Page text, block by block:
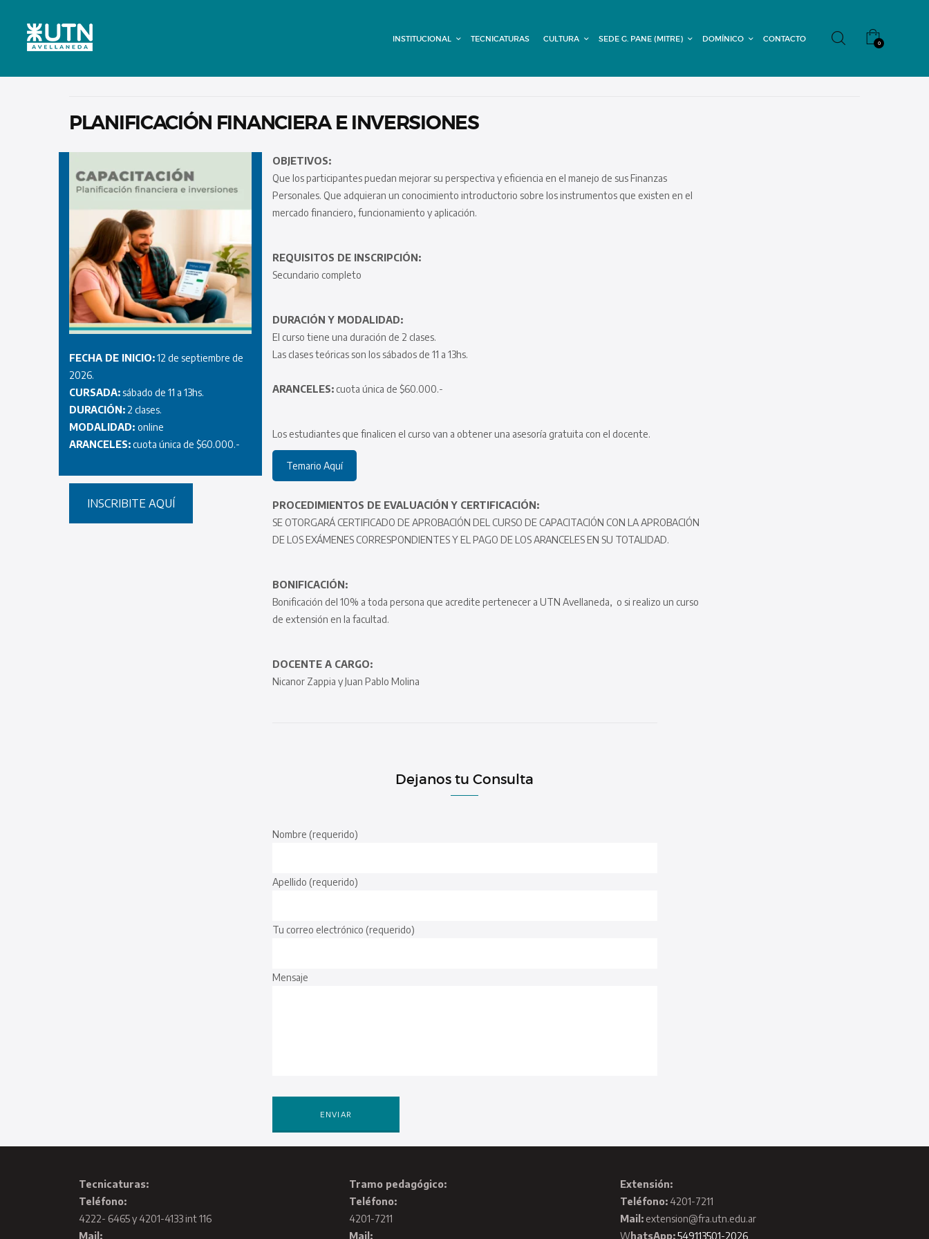
INSTITUCIONAL TECNICATURAS CULTURA SEDE G. PANE (MITRE) DOMÍNICO CONTACTO 0
SEDE G. PANE
DOMÍNICO
CONTACTO
PLANIFICACIÓN FINANCIERA E INVERSIONES
FECHA DE INICIO:12 de septiembre de
2026.
CURSADA:sábado de 11 a 13hs.
DURACIÓN: 2 clases.
MODALIDAD: online
ARANCELES:cuota única de $60.000.-
INSCRIBITE AQUÍ
OBJETIVOS:
Que los participantes puedan mejorar su perspectiva y eficiencia en el manejo de sus Finanzas
Personales. Que adquieran un conocimiento introductorio sobre los instrumentos que existen en el
mercado financiero, funcionamiento y aplicación.
REQUISITOS DE INSCRIPCIÓN:
Secundario completo
DURACIÓN Y MODALIDAD:
El curso tiene una duración de 2 clases.
Las clases teóricas son los sábados de 11 a 13hs.
ARANCELES:cuota única de $60.000.-
Los estudiantes que finalicen el curso van a obtener una asesoría gratuita con el docente.
Temario Aquí
PROCEDIMIENTOS DE EVALUACIÓN Y CERTIFICACIÓN:
SE OTORGARÁ CERTIFICADO DE APROBACIÓN DEL CURSO DE CAPACITACIÓN CON LA APROBACIÓN
DE LOS EXÁMENES CORRESPONDIENTES Y EL PAGO DE LOS ARANCELES EN SU TOTALIDAD.
BONIFICACIÓN:
Bonificación del 10% a toda persona que acredite pertenecer a UTN Avellaneda, o si realizo un curso
de extensión en la facultad.
DOCENTE A CARGO:
Nicanor Zappia y Juan Pablo Molina
Dejanos tu Consulta
Nombre (requerido)
Apellido (requerido)
Tu correo electrónico (requerido)
Mensaje
Tecnicaturas:
Teléfono:
4222- 6465 y 4201-4133 int 116
Mail:
Tramo pedagógico:
Teléfono:
4201-7211
Mail:
Extensión:
Teléfono:4201-7211
Mail:extension@fra.utn.edu.ar
WhatsApp:549113501-2026